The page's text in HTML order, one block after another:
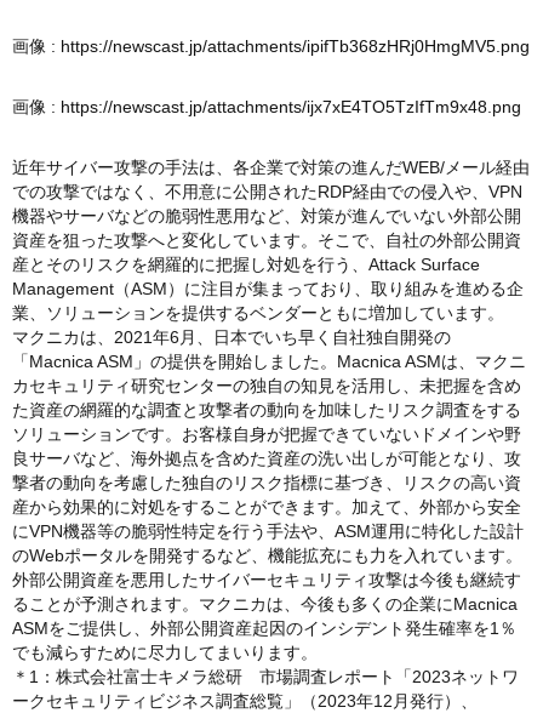
画像 : https://newscast.jp/attachments/ipifTb368zHRj0HmgMV5.png
画像 : https://newscast.jp/attachments/ijx7xE4TO5TzIfTm9x48.png
近年サイバー攻撃の手法は、各企業で対策の進んだWEB/メール経由
での攻撃ではなく、不用意に公開されたRDP経由での侵入や、VPN
機器やサーバなどの脆弱性悪用など、対策が進んでいない外部公開
資産を狙った攻撃へと変化しています。そこで、自社の外部公開資
産とそのリスクを網羅的に把握し対処を行う、Attack Surface
Management（ASM）に注目が集まっており、取り組みを進める企
業、ソリューションを提供するベンダーともに増加しています。
マクニカは、2021年6月、日本でいち早く自社独自開発の
「Macnica ASM」の提供を開始しました。Macnica ASMは、マクニ
カセキュリティ研究センターの独自の知見を活用し、未把握を含め
た資産の網羅的な調査と攻撃者の動向を加味したリスク調査をする
ソリューションです。お客様自身が把握できていないドメインや野
良サーバなど、海外拠点を含めた資産の洗い出しが可能となり、攻
撃者の動向を考慮した独自のリスク指標に基づき、リスクの高い資
産から効果的に対処をすることができます。加えて、外部から安全
にVPN機器等の脆弱性特定を行う手法や、ASM運用に特化した設計
のWebポータルを開発するなど、機能拡充にも力を入れています。
外部公開資産を悪用したサイバーセキュリティ攻撃は今後も継続す
ることが予測されます。マクニカは、今後も多くの企業にMacnica
ASMをご提供し、外部公開資産起因のインシデント発生確率を1％
でも減らすために尽力してまいります。
＊1：株式会社富士キメラ総研 市場調査レポート「2023ネットワ
ークセキュリティビジネス調査総覧」（2023年12月発行）、